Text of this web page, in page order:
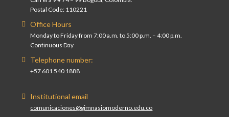
Postal Code: 110221
Office Hours
Monday to Friday from 7:00 a.m. to 5:00 p.m. – 4:00 p.m.
Continuous Day
Telephone number:
+57 601 540 1888
Institutional email
comunicaciones@gimnasiomoderno.edu.co